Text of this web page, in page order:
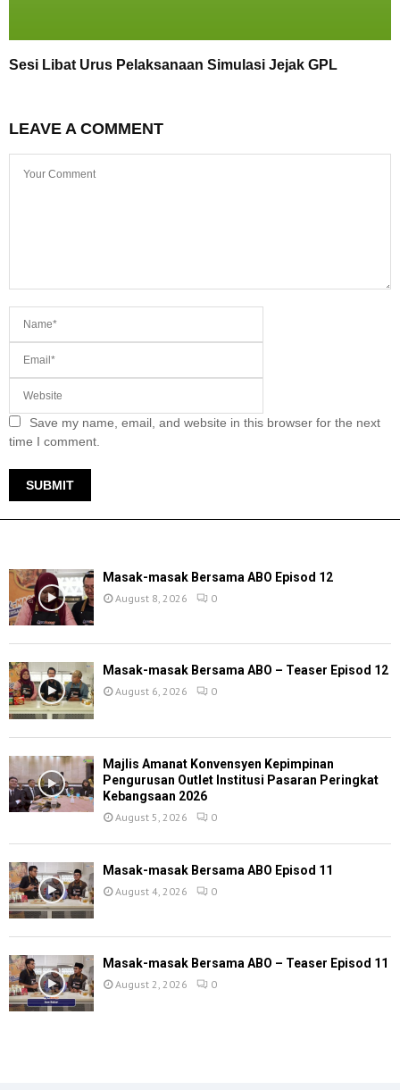
Sesi Libat Urus Pelaksanaan Simulasi Jejak GPL
LEAVE A COMMENT
Save my name, email, and website in this browser for the next
time I comment.
Masak-masak Bersama ABO Episod 12
August 8, 2026 0
Masak-masak Bersama ABO – Teaser Episod 12
August 6, 2026 0
Majlis Amanat Konvensyen Kepimpinan
Pengurusan Outlet Institusi Pasaran Peringkat
Kebangsaan 2026
August 5, 2026 0
Masak-masak Bersama ABO Episod 11
August 4, 2026 0
Masak-masak Bersama ABO – Teaser Episod 11
August 2, 2026 0